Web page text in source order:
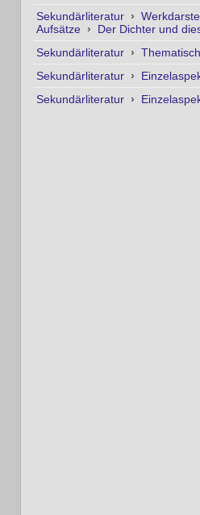
Sekundärliteratur ›
Aufsätze ›
Der Dichter und
Sekundärliteratur ›
Sekundärliteratur ›
Sekundärliteratur ›